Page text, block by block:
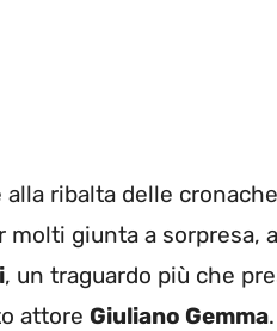
alla ribalta delle
giunta a sorpresa,
, un traguardo più che
attore Giuliano Gemma.